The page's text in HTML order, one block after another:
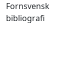
Fornsvensk
bibliografi